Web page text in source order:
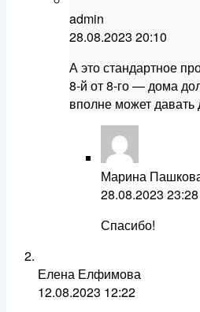
admin
28.08.2023 20:10
А это стандартное
8-й от 8-го — дома
вполне может давать
Марина
28.08.2023 23:28
Спасибо!
Елена Елфимова
12.08.2023 12:22